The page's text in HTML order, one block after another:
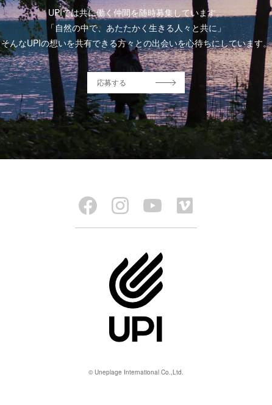
UPIでは共に働く仲間を随時募集しています。
「自然の中で、あたたかく生きる人々と共に」
そんなUPIの想いを共有できる方々との出会いを心待ちにしています。
応募する
© Uneplage International Co.,Ltd.